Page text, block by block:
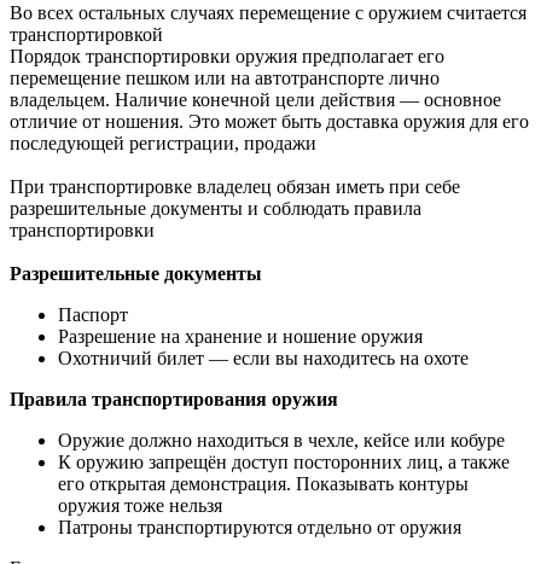
Во всех остальных случаях перемещение с оружием считается
транспортировкой
Порядок транспортировки оружия предполагает его
перемещение пешком или на автотранспорте лично
владельцем. Наличие конечной цели действия — основное
отличие от ношения. Это может быть доставка оружия для его
последующей регистрации, продажи
При транспортировке владелец обязан иметь при себе
разрешительные документы и соблюдать правила
транспортировки
Разрешительные документы
Паспорт
Разрешение на хранение и ношение оружия
Охотничий билет — если вы находитесь на охоте
Правила транспортирования оружия
Оружие должно находиться в чехле, кейсе или кобуре
К оружию запрещён доступ посторонних лиц, а также
его открытая демонстрация. Показывать контуры
оружия тоже нельзя
Патроны транспортируются отдельно от оружия